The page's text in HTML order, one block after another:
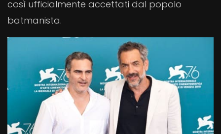
così ufficialmente accettati dal popolo
batmanista.